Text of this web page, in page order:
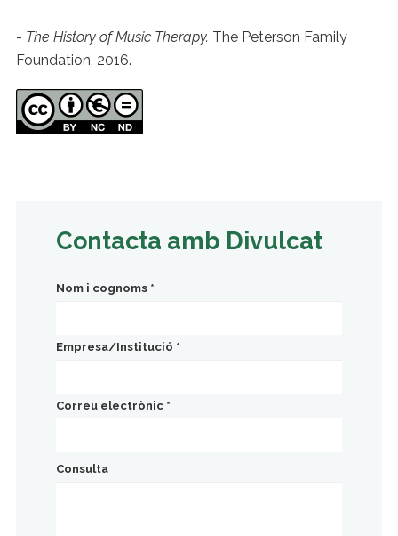
- The History of Music Therapy. The Peterson Family
Foundation, 2016.
Contacta amb Divulcat
Nom i cognoms *
Empresa/Institució *
Correu electrònic *
Consulta